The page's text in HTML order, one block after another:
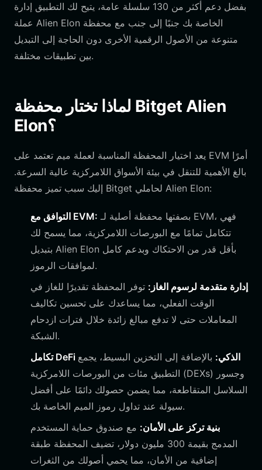
بفضل دعم أكثر من 130 سلسلة عامة، يتيح لك التطبيق إدارة
عملة Alien Elon الخاصة بك جنبًا إلى جنب مع محفظة
متنوعة من الأصول الرقمية الأخرى دون الحاجة إلى التبديل
بين تطبيقات مختلفة.
لماذا تختار محفظة Bitget Alien
Elon؟
يعد اختيار المحفظة المناسبة لعملة ميم تعتمد على EVM أمرًا
بالغ الأهمية للتنقل في بيئة الأسواق اللامركزية عالية السرعة.
إليك سبب تميز محفظة Bitget لحاملي Alien Elon:
التوافق مع EVM: بصفتها محفظة أصلية لـ EVM، فهي
تتكامل تمامًا مع البورصات اللامركزية، مما يسمح لك
بتبديل Alien Elon بأقل قدر من الاحتكاك وبدعم كامل
لموافقات الرموز.
إدارة متقدمة لرسوم الغاز: توفر المحفظة تقديرًا للغاز في
الوقت الفعلي، مما يساعدك على تحسين تكاليف
المعاملات حتى لا تدفع مبالغ زائدة خلال فترات ازدحام
الشبكة.
تكامل DeFi الذكي: بالإضافة إلى التخزين البسيط، يجمع
التطبيق مئات من البورصات اللامركزية (DEXs) وجسور
السلاسل المتقاطعة، مما يضمن حصولك دائمًا على أفضل
سيولة عند تداول رموز الميم الخاصة بك.
بنية تركز على الأمان: مع صندوق حماية المستخدم
المدمج بقيمة 300 مليون دولار، تضيف المحفظة طبقة
إضافية من الأمان، مما يحمي أصولك من الثغرات